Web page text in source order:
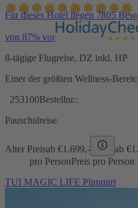
Für dieses Hotel liegen 7805
von 87% vor
8-tägige Flugreise, DZ inkl. HP
Einer der größten Wellness-
253100Bestellnr.:
Pauschalreise
Alter Preisab €1.699,- ab €
pro PersonPreis pro Person
TUI MAGIC LIFE Plimmiri